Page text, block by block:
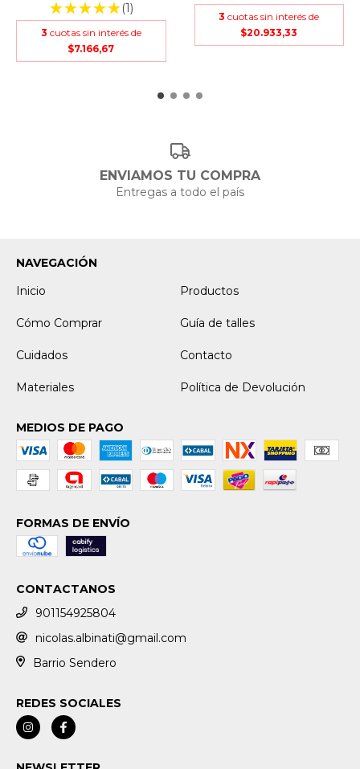
(1)
3 cuotas sin interés de
$7.166,67
3 cuotas sin interés de
$20.933,33
ENVIAMOS TU COMPRA
Entregas a todo el país
NAVEGACIÓN
Inicio
Productos
Cómo Comprar Guía de talles
Cuidados Contacto
Materiales Política de Devolución
MEDIOS DE PAGO
FORMAS DE ENVÍO
CONTACTANOS
901154925804
nicolas.albinati@gmail.com
Barrio Sendero
REDES SOCIALES